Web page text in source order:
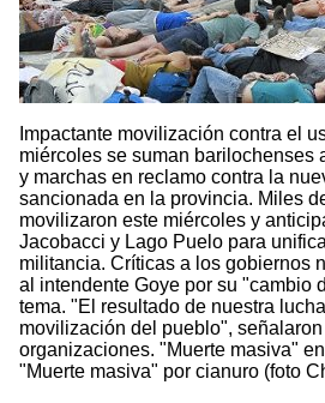
Impactante movilización contra el
miércoles se suman barilochenses
y marchas en reclamo contra la
sancionada en la provincia. Miles
movilizaron este miércoles y
Jacobacci y Lago Puelo para
militancia. Críticas a los gobiernos
al intendente Goye por su "cambio
tema. "El resultado de nuestra
movilización del pueblo",
organizaciones. "Muerte masiva"
"Muerte masiva" por cianuro (foto